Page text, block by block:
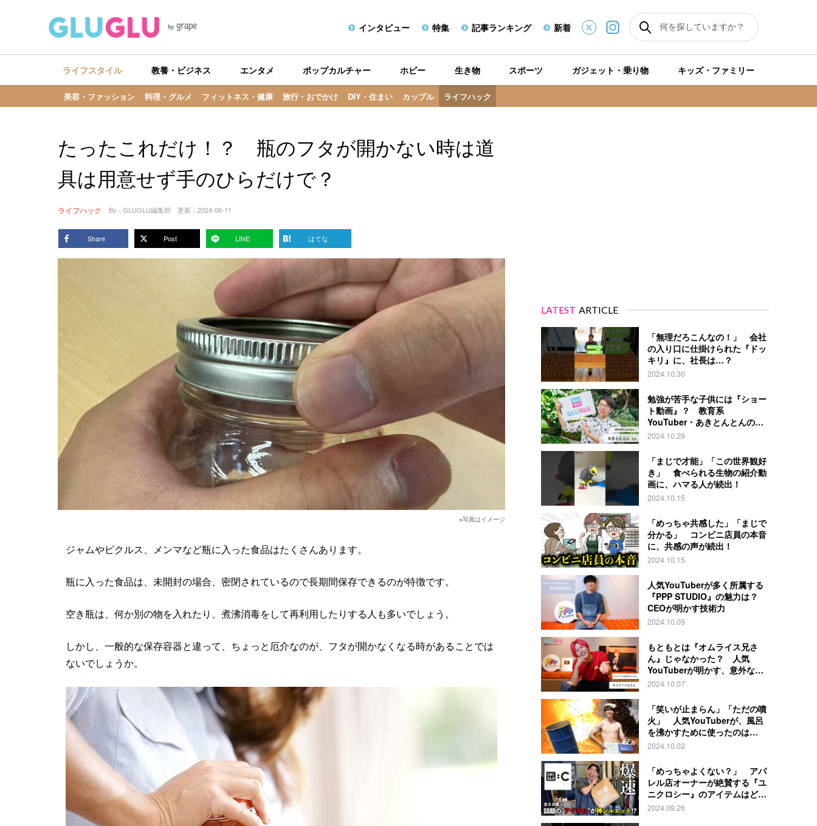
インタビュー 特集 記事ランキング 新着
ライフスタイル
美容・ファッション 料理・グルメ フィットネス・健康 旅行・おでかけ DIY・住まい カップル ライフハック
教養・ビジネス エンタメ ポップカルチャー ホビー 生き物 スポーツ ガジェット・乗り物 キッズ・ファミリー
たったこれだけ！？ 瓶のフタが開かない時は道
具は用意せず手のひらだけで？
ライフハック By - GLUGLU編集部 更新： 2024-06-11
Share Post LINE はてな
※写真はイメージ
ジャムやピクルス、メンマなど瓶に入った食品はたくさんあります。
瓶に入った食品は、未開封の場合、密閉されているので長期間保存できるのが特徴です。
空き瓶は、何か別の物を入れたり、煮沸消毒をして再利用したりする人も多いでしょう。
しかし、一般的な保存容器と違って、ちょっと厄介なのが、フタが開かなくなる時があることでは
ないでしょうか。
LATEST ARTICLE
「無理だろこんなの！」 会社
の入り口に仕掛けられた『ドッ
キリ』に、社長は…？
2024.10.30
勉強が苦手な子供には『ショー
ト動画』？ 教育系
YouTuber・あきとんとんの戦
略とは
2024.10.29
「まじで才能」「この世界観好
き」 食べられる生物の紹介動
画に、ハマる人が続出！
2024.10.15
「めっちゃ共感した」「まじで
分かる」 コンビニ店員の本音
に、共感の声が続出！
2024.10.15
人気YouTuberが多く所属する
『PPP STUDIO』の魅力は？
CEOが明かす技術力
2024.10.09
もともとは『オムライス兄さ
ん』じゃなかった？ 人気
YouTuberが明かす、意外な過
去とは
2024.10.07
「笑いが止まらん」「ただの噴
火」 人気YouTuberが、風呂
を沸かすために使ったのは…
2024.10.02
「めっちゃよくない？」 アパ
レル店オーナーが絶賛する『ユ
ニクロシー』のアイテムはど
れ？
2024.09.26